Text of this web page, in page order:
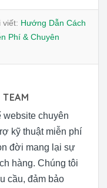
viết: Hướng Dẫn Cách
Phí & Chuyên
website chuyên
kỹ thuật miễn phí
đời mang lại sự
hàng. Chúng tôi
cầu, đảm bảo